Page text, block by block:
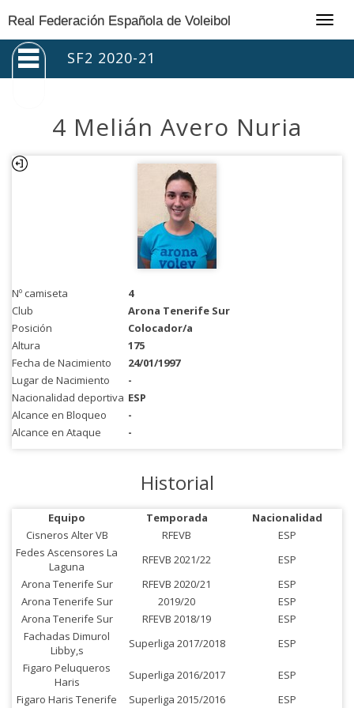
Real Federación Española de Voleibol
SF2 2020-21
4 Melián Avero Nuria
Nº camiseta
4
Club
Arona Tenerife Sur
Posición
Colocador/a
Altura
175
Fecha de Nacimiento
24/01/1997
Lugar de Nacimiento
-
Nacionalidad deportiva ESP
Alcance en Bloqueo
-
Alcance en Ataque
-
Historial
Equipo Temporada
Nacionalidad
Cisneros Alter VB
RFEVB
ESP
Fedes Ascensores La
Laguna
RFEVB 2021/22
ESP
Arona Tenerife Sur
RFEVB 2020/21
ESP
Arona Tenerife Sur
2019/20
ESP
Arona Tenerife Sur
RFEVB 2018/19
ESP
Fachadas Dimurol
Libby,s
Superliga 2017/2018
ESP
Figaro Peluqueros
Haris
Superliga 2016/2017
ESP
Figaro Haris Tenerife
Superliga 2015/2016 ESP